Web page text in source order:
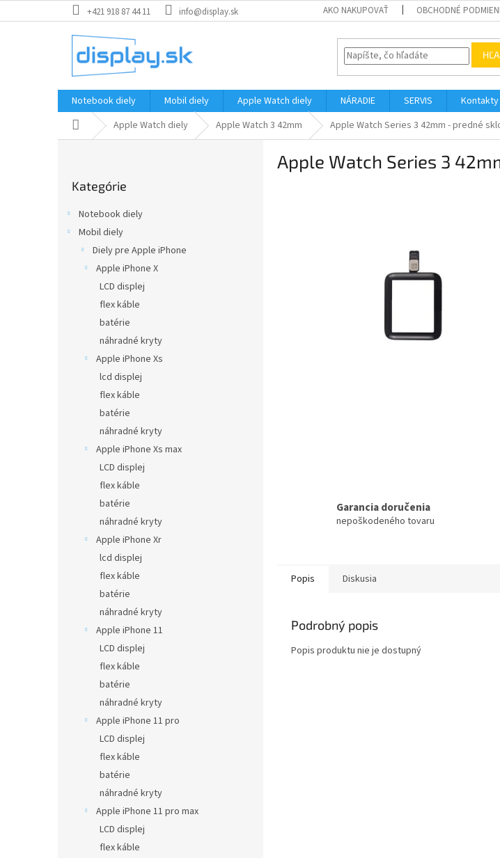
na
+421 918 87 44 11 info@display.sk AKO NAKUPOVAŤ OBCHODNÉ
Notebook diely Mobil diely Apple Watch diely NÁRADIE SERVIS
Kontakty
DomovApple Watch diely Apple Watch 3 42mm Apple Watch Series 3 42mm - predné
kategórie
Kategórie
Notebook diely
Mobil diely
Diely pre Apple iPhone
Apple iPhone X
LCD displej
flex káble
batérie
náhradné kryty
Apple iPhone Xs
lcd displej
flex káble
batérie
náhradné kryty
Apple iPhone Xs max
LCD displej
flex káble
batérie
náhradné kryty
Apple iPhone Xr
lcd displej
flex káble
batérie
náhradné kryty
Apple iPhone 11
LCD displej
flex káble
batérie
náhradné kryty
Apple iPhone 11 pro
LCD displej
flex káble
batérie
náhradné kryty
Apple iPhone 11 pro max
LCD displej
flex káble
Apple Watch Series 3
Garancia doručenia
nepoškodeného tovaru
Popis Diskusia
Podrobný popis
Popis produktu nie je dostupný